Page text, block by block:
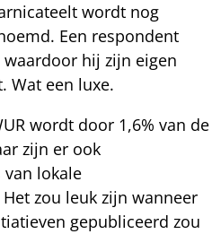
wordt nog
Een respondent
hij zijn eigen
Wat een luxe.
wordt door 1,6% van de
zijn er ook
lokale
zou leuk zijn wanneer
gepubliceerd zou